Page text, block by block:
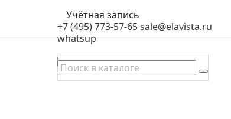
Учётная запись
+7 (495) 773-57-65sale@elavista.ru
whatsup